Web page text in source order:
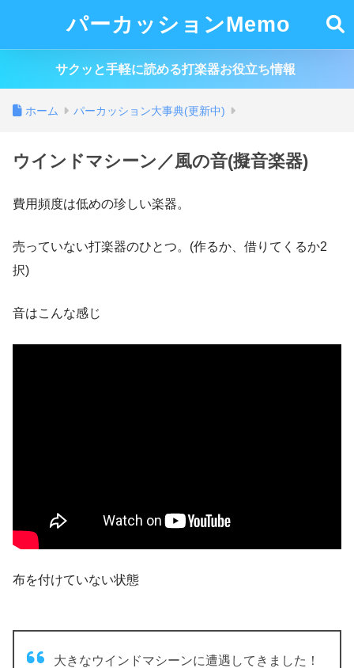
パーカッションMemo
サクッと手軽に読める打楽器お役立ち情報
ホーム パーカッション大事典(更新中)
ウインドマシーン／風の音(擬音楽器)
費用頻度は低めの珍しい楽器。
売っていない打楽器のひとつ。(作るか、借りてくるか2
択)
音はこんな感じ
布を付けていない状態
大きなウインドマシーンに遭遇してきました！